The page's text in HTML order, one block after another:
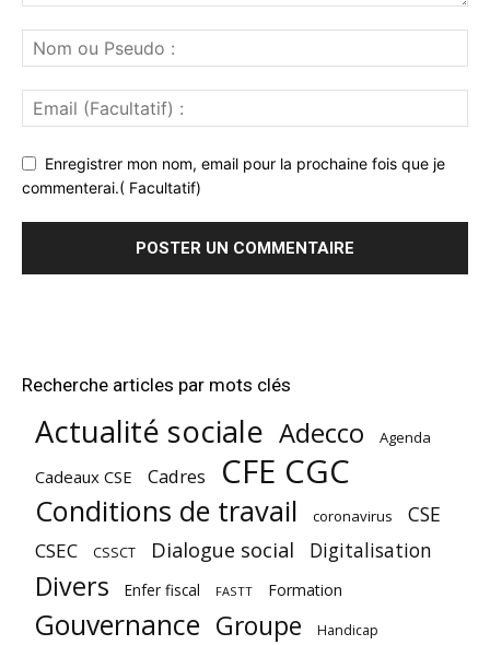
Enregistrer mon nom, email pour la prochaine fois que je
commenterai.( Facultatif)
Recherche articles par mots clés
Actualité sociale Adecco Agenda
Cadeaux CSE Cadres CFE CGC
Conditions de travail coronavirus CSE
CSEC CSSCT Dialogue social Digitalisation
Divers Enfer fiscal FASTT Formation
Gouvernance Groupe Handicap